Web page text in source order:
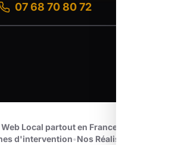
07 68 70 80 72
Local partout en France
d'intervention•Nos Réalisations